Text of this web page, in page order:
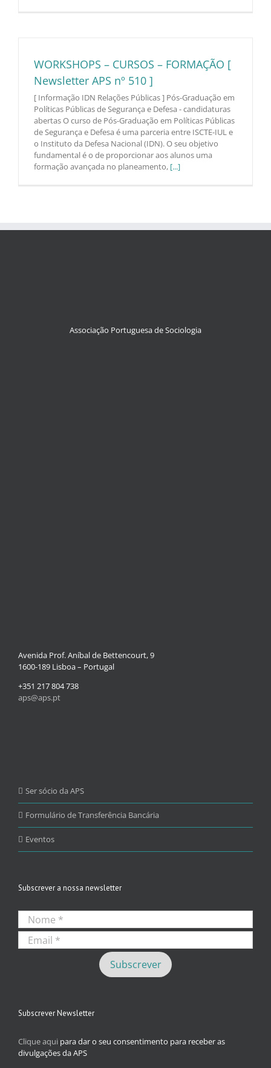
WORKSHOPS – CURSOS – FORMAÇÃO [
Newsletter APS nº 510 ]
[ Informação IDN Relações Públicas ] Pós-Graduação em
Políticas Públicas de Segurança e Defesa - candidaturas
abertas O curso de Pós-Graduação em Políticas Públicas
de Segurança e Defesa é uma parceria entre ISCTE-IUL e
o Instituto da Defesa Nacional (IDN). O seu objetivo
fundamental é o de proporcionar aos alunos uma
formação avançada no planeamento, [...]
Associação Portuguesa de Sociologia
Avenida Prof. Aníbal de Bettencourt, 9
1600-189 Lisboa – Portugal
+351 217 804 738
aps@aps.pt
Ser sócio da APS
Formulário de Transferência Bancária
Eventos
Subscrever a nossa newsletter
Subscrever Newsletter
Clique aqui para dar o seu consentimento para receber as
divulgações da APS